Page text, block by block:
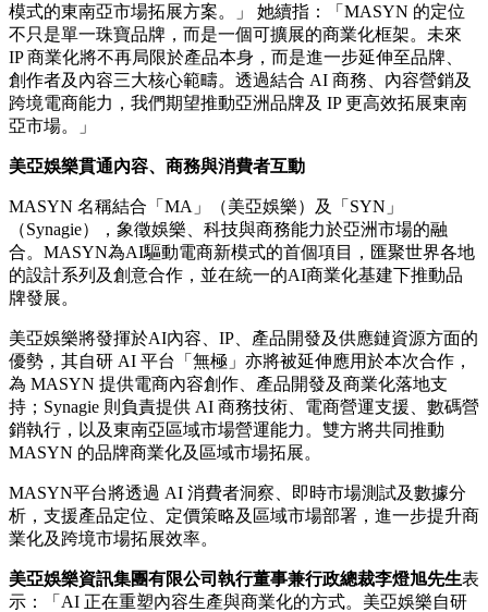
模式的東南亞市場拓展方案。」 她續指：「MASYN 的定位
不只是單一珠寶品牌，而是一個可擴展的商業化框架。未來
IP 商業化將不再局限於產品本身，而是進一步延伸至品牌、
創作者及內容三大核心範疇。透過結合 AI 商務、內容營銷及
跨境電商能力，我們期望推動亞洲品牌及 IP 更高效拓展東南
亞市場。」
美亞娛樂貫通內容、商務與消費者互動
MASYN 名稱結合「MA」（美亞娛樂）及「SYN」
（Synagie），象徵娛樂、科技與商務能力於亞洲市場的融
合。MASYN為AI驅動電商新模式的首個項目，匯聚世界各地
的設計系列及創意合作，並在統一的AI商業化基建下推動品
牌發展。
美亞娛樂將發揮於AI內容、IP、產品開發及供應鏈資源方面的
優勢，其自研 AI 平台「無極」亦將被延伸應用於本次合作，
為 MASYN 提供電商內容創作、產品開發及商業化落地支
持；Synagie 則負責提供 AI 商務技術、電商營運支援、數碼營
銷執行，以及東南亞區域市場營運能力。雙方將共同推動
MASYN 的品牌商業化及區域市場拓展。
MASYN平台將透過 AI 消費者洞察、即時市場測試及數據分
析，支援產品定位、定價策略及區域市場部署，進一步提升商
業化及跨境市場拓展效率。
美亞娛樂資訊集團有限公司執行董事兼行政總裁李燈旭先生表
示：「AI 正在重塑內容生產與商業化的方式。美亞娛樂自研